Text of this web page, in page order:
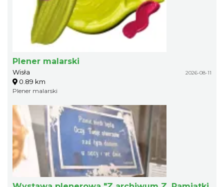
Plener malarski
Wisła 2026-08-11
0.89 km
Plener malarski